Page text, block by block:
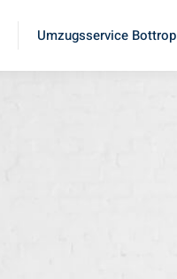
Umzugsservice Bottrop